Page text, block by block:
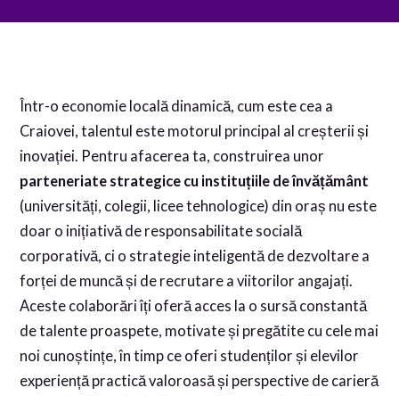
Într-o economie locală dinamică, cum este cea a
Craiovei, talentul este motorul principal al creșterii și
inovației. Pentru afacerea ta, construirea unor
parteneriate strategice cu instituțiile de învățământ
(universități, colegii, licee tehnologice) din oraș nu este
doar o inițiativă de responsabilitate socială
corporativă, ci o strategie inteligentă de dezvoltare a
forței de muncă și de recrutare a viitorilor angajați.
Aceste colaborări îți oferă acces la o sursă constantă
de talente proaspete, motivate și pregătite cu cele mai
noi cunoștințe, în timp ce oferi studenților și elevilor
experiență practică valoroasă și perspective de carieră